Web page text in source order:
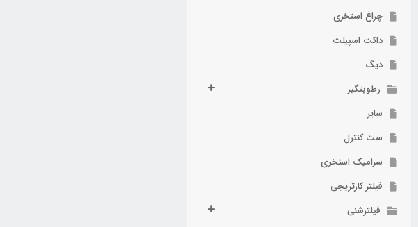
چراغ استخری
داکت اسپیلت
دیگ
رطوبتگیر
سایر
ست کنترل
سرامیک استخری
فیلتر کارتریجی
فیلترشنی